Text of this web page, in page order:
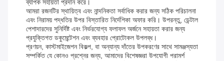
ব্যাপক সহায়তা প্রদান করে।
আমরা রজনটির স্থায়িত্ব এবং নান্দনিকতা সর্বাধিক করার জন্য সঠিক পরিচালনা
এবং নিরাময় পদ্ধতির উপর বিস্তারিত নির্দেশিকা অফার করি। উপরন্তু, ডেন্টাল
পেশাদারদের সুনির্দিষ্ট এবং নির্ভরযোগ্য ফলাফল অর্জনে সহায়তা করার জন্য
প্রযুক্তিগত ডকুমেন্টেশন এবং ব্যবহার প্রোটোকল উপলব্ধ।
প্রণয়ন, কাস্টমাইজেশন বিকল্প, বা অন্যান্য দাঁতের উপকরণের সাথে সামঞ্জস্যতা
সম্পর্কিত যে কোনও প্রশ্নের জন্য, আমাদের বিশেষজ্ঞরা উপযোগী পরামর্শ